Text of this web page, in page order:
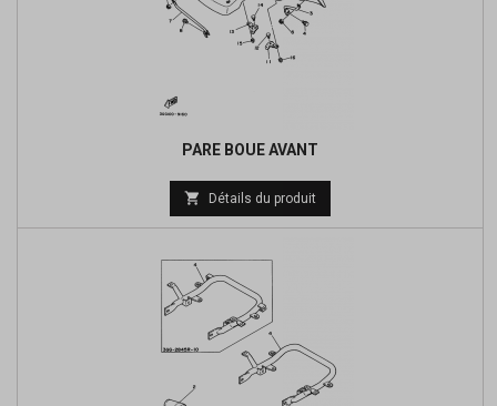
PARE BOUE AVANT
 Détails du produit